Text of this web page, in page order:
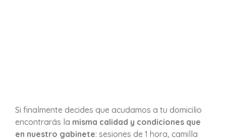
Si finalmente decides que acudamos a tu domicilio
encontrarás la misma calidad y condiciones que
en nuestro gabinete: sesiones de 1 hora, camilla